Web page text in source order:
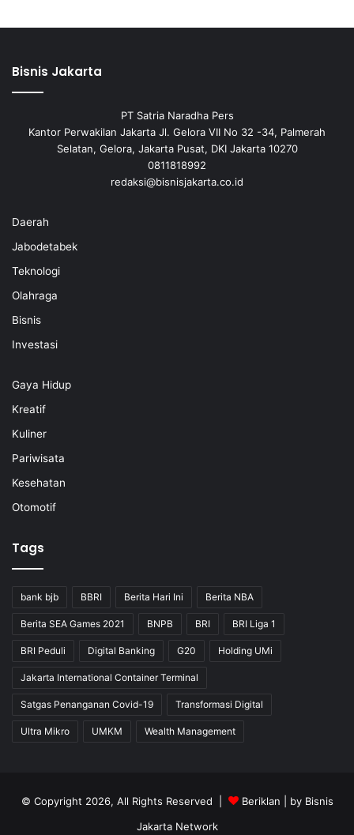
Bisnis Jakarta
PT Satria Naradha Pers
Kantor Perwakilan Jakarta Jl. Gelora VII No 32 -34, Palmerah
Selatan, Gelora, Jakarta Pusat, DKI Jakarta 10270
0811818992
redaksi@bisnisjakarta.co.id
Daerah
Jabodetabek
Teknologi
Olahraga
Bisnis
Investasi
Gaya Hidup
Kreatif
Kuliner
Pariwisata
Kesehatan
Otomotif
Tags
bank bjb BBRI Berita Hari Ini Berita NBA
Berita SEA Games 2021 BNPB BRI BRI Liga 1
BRI Peduli Digital Banking G20 Holding UMi
Jakarta International Container Terminal
Satgas Penanganan Covid-19 Transformasi Digital
Ultra Mikro UMKM Wealth Management
© Copyright 2026, All Rights Reserved | Beriklan | by Bisnis
Jakarta Network